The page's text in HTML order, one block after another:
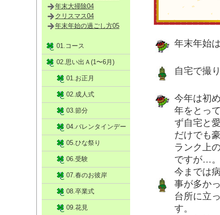
年末年始
自宅で撮
今年は初
年をとっ
ず自宅と
だけでも
ランク上
ですが…
今までは
事が多か
台所に立
す。
年末大掃除04
クリスマス04
年末年始の過ごし方05
01.コース
02.思い出Ａ(1〜6月)
01.お正月
02.成人式
03.節分
04.バレンタインデー
05.ひな祭り
06.受験
07.春のお彼岸
08.卒業式
09.花見